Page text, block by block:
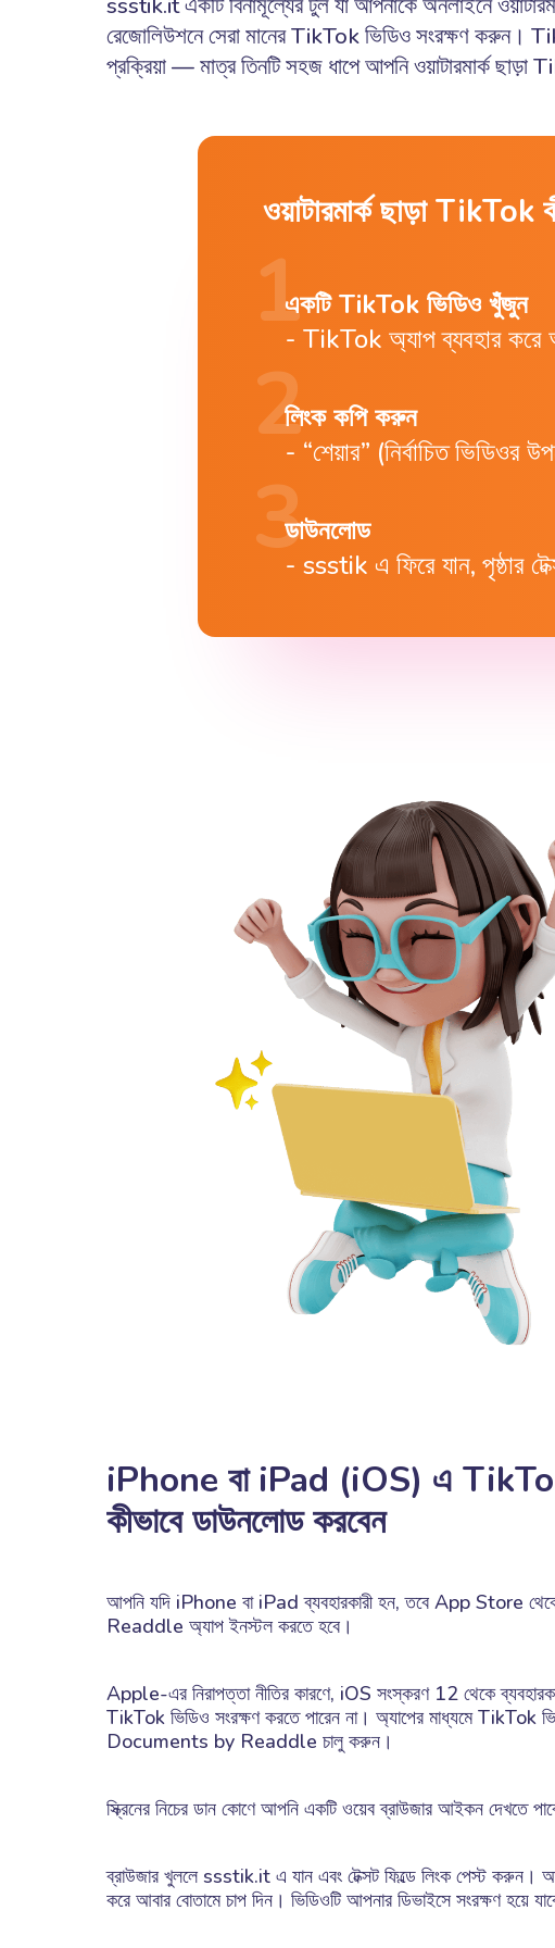
রেজোলিউশনে সেরা মানের TikTok ভিডিও সংরক্ষণ করুন।
প্রক্রিয়া — মাত্র তিনটি সহজ ধাপে আপনি ওয়াটারমার্ক
ওয়াটারমার্ক ছাড়া TikTok
একটি TikTok ভিডিও খুঁজুন
TikTok অ্যাপ ব্যবহার করে
লিংক কপি করুন
“শেয়ার” (নির্বাচিত
ডাউনলোড
ssstik এ ফিরে যান, পৃষ্ঠার
iPhone বা iPad (iOS) এ
কীভাবে ডাউনলোড করবেন
আপনি যদি iPhone বা iPad ব্যবহারকারী হন, তবে App Store
Readdle অ্যাপ ইনস্টল করতে হবে।
Apple-এর নিরাপত্তা নীতির কারণে, iOS সংস্করণ 12 থেকে
TikTok ভিডিও সংরক্ষণ করতে পারেন না। অ্যাপের মাধ্যমে TikTok
Documents by Readdle চালু করুন।
স্ক্রিনের নিচের ডান কোণে আপনি একটি ওয়েব ব্রাউজার আইকন দেখতে
ব্রাউজার খুললে ssstik.it এ যান এবং টেক্সট ফিল্ডে লিংক পেস্ট করুন।
করে আবার বোতামে চাপ দিন। ভিডিওটি আপনার ডিভাইসে সংরক্ষণ হয়ে